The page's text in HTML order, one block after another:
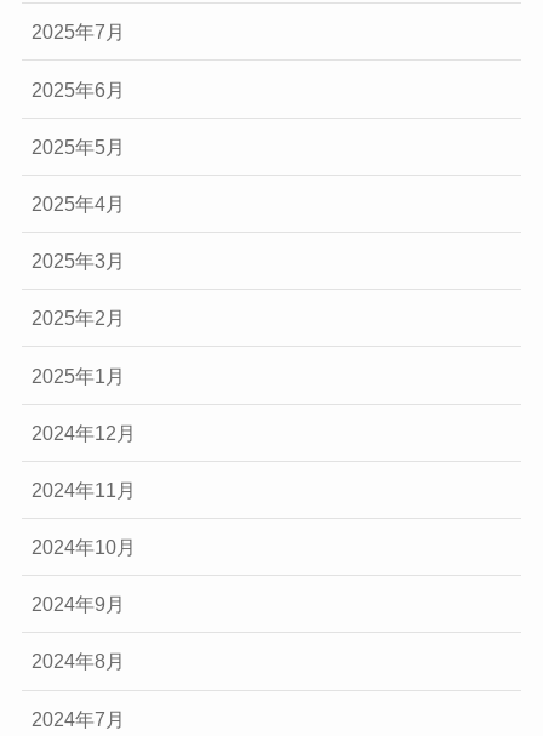
2025年7月
2025年6月
2025年5月
2025年4月
2025年3月
2025年2月
2025年1月
2024年12月
2024年11月
2024年10月
2024年9月
2024年8月
2024年7月